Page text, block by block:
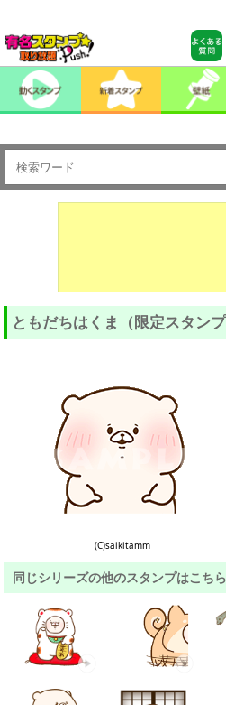
ともだちはくま（限定スタン
(C)saikitamm
同じシリーズの他のスタンプはこちら